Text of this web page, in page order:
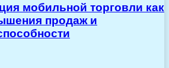
мобильной торговли как
продаж и